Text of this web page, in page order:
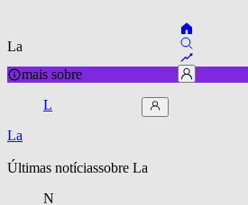
La
mais sobre
L
La
Últimas notíciassobre La
N